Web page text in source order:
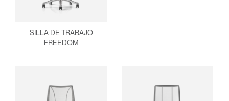
Seleccione su ubicación
SIGN IN WITH SSO
SILLA DE TRABAJO
FREEDOM